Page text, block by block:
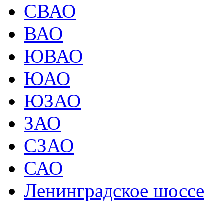
СВАО
ВАО
ЮВАО
ЮАО
ЮЗАО
ЗАО
СЗАО
САО
Ленинградское шоссе